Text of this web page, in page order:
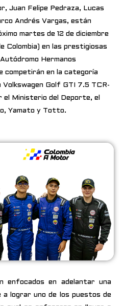
Juan Felipe Pedraza, Lucas
Andrés Vargas, están
martes de 12 de diciembre
Colombia) en las prestigiosas
Hermanos
competirán en la categoría
Volkswagen Golf GTI 7.5 TCR-
el Ministerio del Deporte, el
Yamato y Totto.
enfocados en adelantar una
a lograr uno de los puestos de